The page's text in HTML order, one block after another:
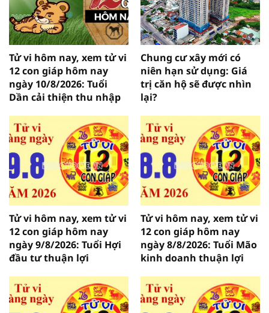
Tử vi hôm nay, xem tử vi
12 con giáp hôm nay
ngày 10/8/2026: Tuổi
Dần cải thiện thu nhập
Chung cư xây mới có
niên hạn sử dụng: Giá
trị căn hộ sẽ được nhìn
lại?
Tử vi hôm nay, xem tử vi
12 con giáp hôm nay
ngày 9/8/2026: Tuổi Hợi
đầu tư thuận lợi
Tử vi hôm nay, xem tử vi
12 con giáp hôm nay
ngày 8/8/2026: Tuổi Mão
kinh doanh thuận lợi